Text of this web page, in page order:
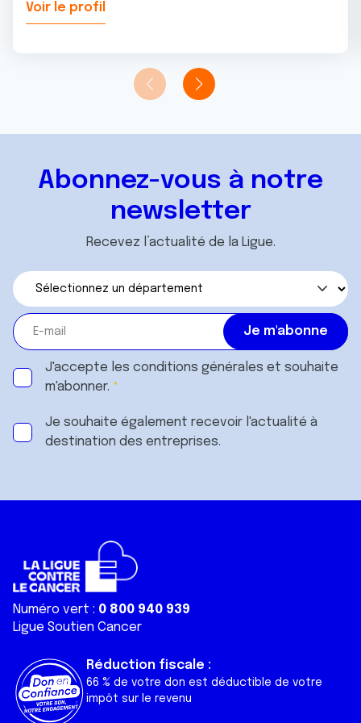
Voir le profil
Abonnez-vous à notre
newsletter
Recevez l’actualité de la Ligue.
J'accepte les conditions générales et souhaite
m'abonner.
Je souhaite également recevoir l'actualité à
destination des entreprises.
Numéro vert : 0 800 940 939
Ligue Soutien Cancer
Réduction fiscale :
66 % de votre don est déductible de votre
impôt sur le revenu